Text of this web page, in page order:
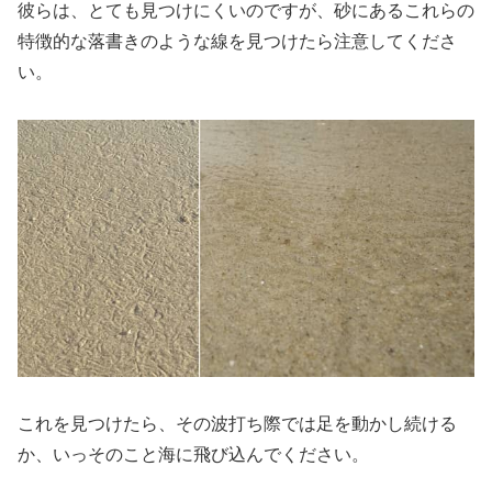
彼らは、とても見つけにくいのですが、砂にあるこれらの
特徴的な落書きのような線を見つけたら注意してくださ
い。
これを見つけたら、その波打ち際では足を動かし続ける
か、いっそのこと海に飛び込んでください。